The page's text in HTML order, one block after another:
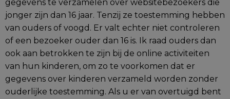
gegevens te verzamelen over websitebezoekers die
jonger zijn dan 16 jaar. Tenzij ze toestemming hebben
van ouders of voogd. Er valt echter niet controleren
of een bezoeker ouder dan 16 is. Ik raad ouders dan
ook aan betrokken te zijn bij de online activiteiten
van hun kinderen, om zo te voorkomen dat er
gegevens over kinderen verzameld worden zonder
ouderlijke toestemming. Als u er van overtuigd bent